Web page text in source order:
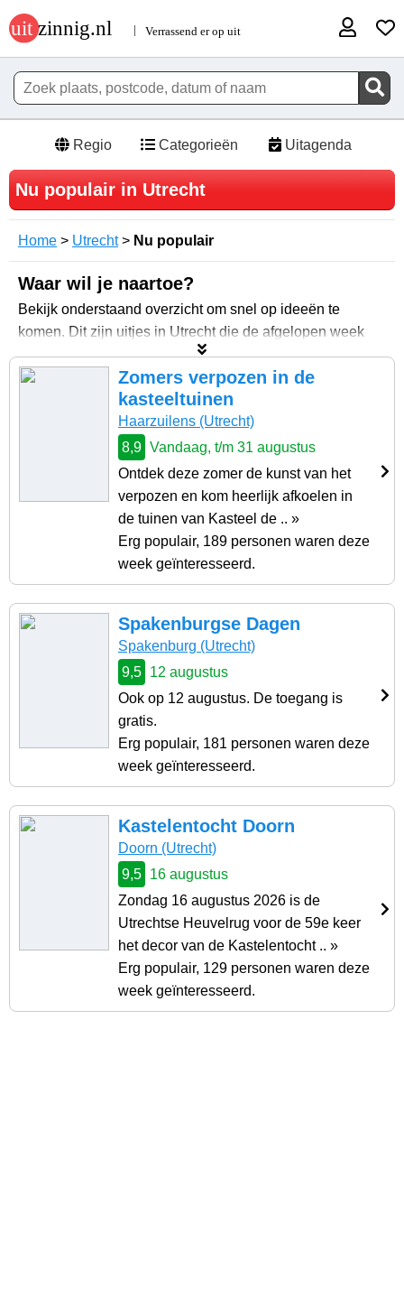
Regio Categorieën Uitagenda
Nu populair in Utrecht
Home > Utrecht> Nu populair
Waar wil je naartoe?
Bekijk onderstaand overzicht om snel op ideeën te
komen. Dit zijn uitjes in Utrecht die de afgelopen week
het meest bekeken zijn op Uitzinnig.nl. Zo ontstaat een
verrassend overzicht met vaak onverwachte tips.
Zomers verpozen in de
kasteeltuinen
Haarzuilens (Utrecht)
8,9 Vandaag, t/m 31 augustus
Ontdek deze zomer de kunst van het
verpozen en kom heerlijk afkoelen in
de tuinen van Kasteel de .. »
Erg populair, 189 personen waren deze
week geïnteresseerd.
Spakenburgse Dagen
Spakenburg (Utrecht)
9,5 12 augustus
Ook op 12 augustus. De toegang is
gratis.
Erg populair, 181 personen waren deze
week geïnteresseerd.
Kastelentocht Doorn
Doorn (Utrecht)
9,5 16 augustus
Zondag 16 augustus 2026 is de
Utrechtse Heuvelrug voor de 59e keer
het decor van de Kastelentocht .. »
Erg populair, 129 personen waren deze
week geïnteresseerd.